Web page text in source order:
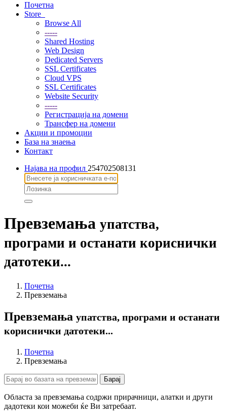
Почетна
Store
Browse All
-----
Shared Hosting
Web Design
Dedicated Servers
SSL Certificates
Cloud VPS
SSL Certificates
Website Security
-----
Регистрација на домени
Трансфер на домени
Акции и промоции
База на знаења
Контакт
Најава на профил 254702508131
Превземања упатства,
програми и останати кориснички
датотеки...
Почетна
Превземања
Превземања упатства, програми и останати
кориснички датотеки...
Почетна
Превземања
Областа за превземања содржи прирачници, алатки и други
дадотеки кои можеби ќе Ви затребаат.